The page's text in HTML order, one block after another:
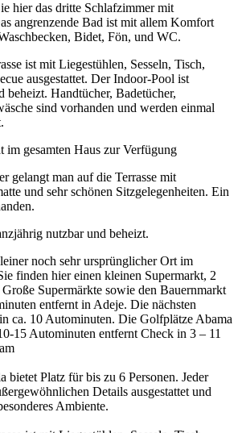
hier das dritte Schlafzimmer mit
angrenzende Bad ist mit allem Komfort
Bidet, Fön, und WC.
ist mit Liegestühlen, Sesseln, Tisch,
ausgestattet. Der Indoor-Pool ist
beheizt. Handtücher, Badetücher,
sind vorhanden und werden einmal
im gesamten Haus zur Verfügung
gelangt man auf die Terrasse mit
und sehr schönen Sitzgelegenheiten. Ein
nutzbar und beheizt.
noch sehr ursprünglicher Ort im
finden hier einen kleinen Supermarkt, 2
Supermärkte sowie den Bauernmarkt
entfernt in Adeje. Die nächsten
ca. 10 Autominuten. Die Golfplätze Abama
15 Autominuten entfernt Check in 3 – 11
bietet Platz für bis zu 6 Personen. Jeder
Details ausgestattet und
Ambiente.